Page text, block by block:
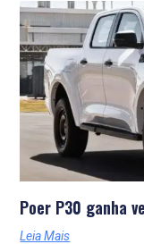
Poer P30 ganha
Leia Mais